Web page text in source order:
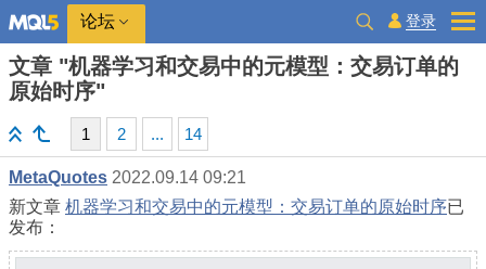
论坛 登录
文章 "机器学习和交易中的元模型：交易订单的
原始时序"
1 2 ... 14
MetaQuotes 2022.09.14 09:21
新文章 机器学习和交易中的元模型：交易订单的原始时序已
发布：